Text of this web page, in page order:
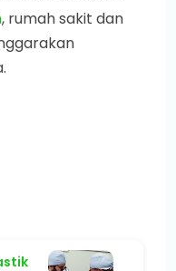
, rumah sakit dan